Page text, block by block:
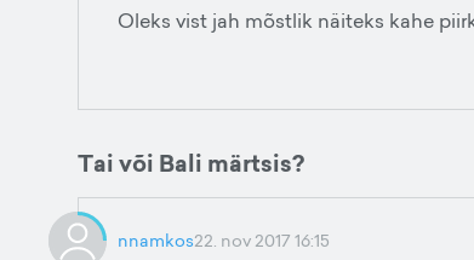
Oleks vist jah mõstlik näiteks kahe
Tai või Bali märtsis?
nnamkos22. nov 2017 16:15